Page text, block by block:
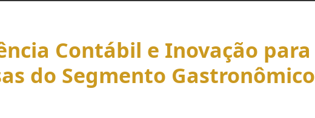
Contábil e Inovação para
do Segmento Gastronômico